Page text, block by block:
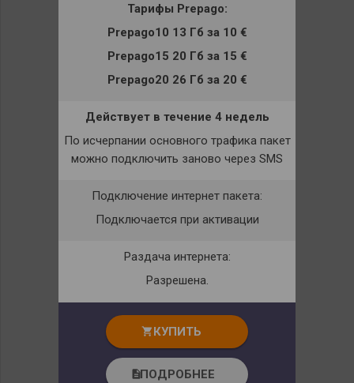
Тарифы Prepago:
Prepago10 13 Гб за10 €
Prepago15 20 Гб за15 €
Prepago20 26 Гб за20 €
Действует в течение 4 недель
По исчерпании основного трафика пакет
можно подключить заново через SMS
Подключение интернет пакета:
Подключается при активации
Раздача интернета:
Разрешена.
shopping_cart КУПИТЬ
descriptionПОДРОБНЕЕ